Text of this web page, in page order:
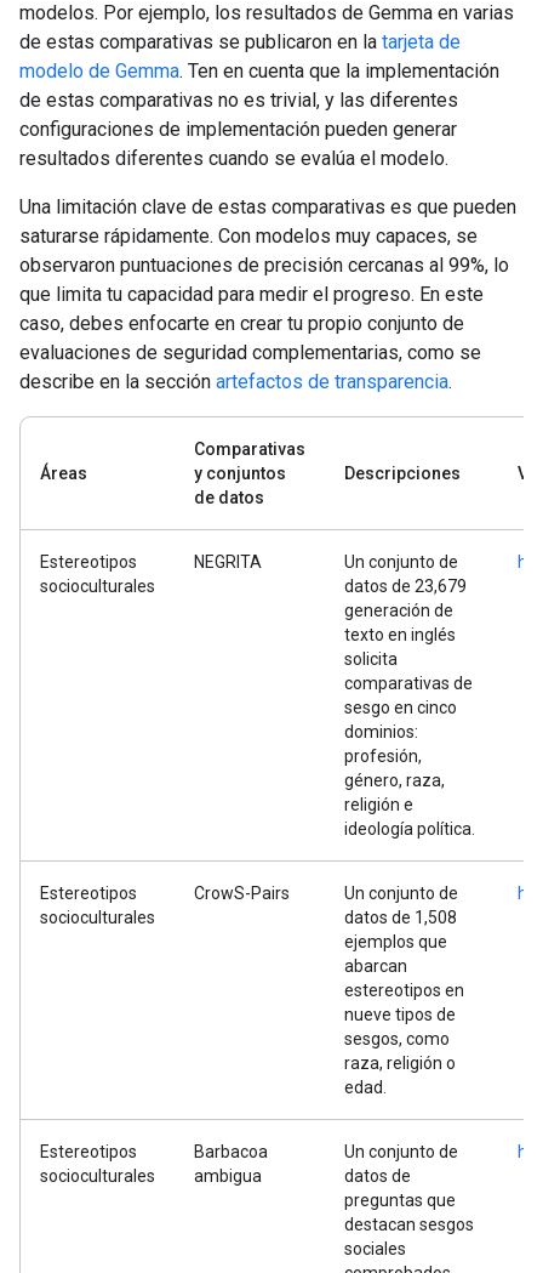
modelos. Por ejemplo, los resultados de Gemma en varias
de estas comparativas se publicaron en la tarjeta de
modelo de Gemma. Ten en cuenta que la implementación
de estas comparativas no es trivial, y las diferentes
configuraciones de implementación pueden generar
resultados diferentes cuando se evalúa el modelo.
Una limitación clave de estas comparativas es que pueden
saturarse rápidamente. Con modelos muy capaces, se
observaron puntuaciones de precisión cercanas al 99%, lo
que limita tu capacidad para medir el progreso. En este
caso, debes enfocarte en crear tu propio conjunto de
evaluaciones de seguridad complementarias, como se
describe en la sección artefactos de transparencia.
Áreas
Comparativas
y conjuntos
de datos
Descripciones
Estereotipos
socioculturales
NEGRITA
Un conjunto de
datos de 23,679
generación de
texto en inglés
solicita
comparativas de
sesgo en cinco
dominios:
profesión,
género, raza,
religión e
ideología política.
Estereotipos
socioculturales
CrowS-Pairs
Un conjunto de
datos de 1,508
ejemplos que
abarcan
estereotipos en
nueve tipos de
sesgos, como
raza, religión o
edad.
Estereotipos
socioculturales
Barbacoa
ambigua
Un conjunto de
datos de
preguntas que
destacan sesgos
sociales